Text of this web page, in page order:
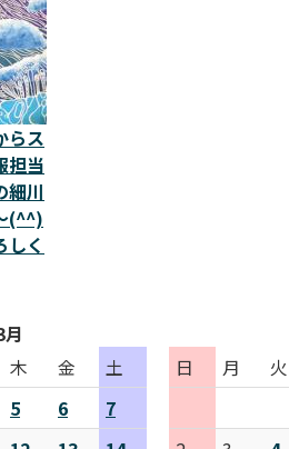
らス
担当
細川
(^^)
しく
木 金
土
5 6
7
日 月 火